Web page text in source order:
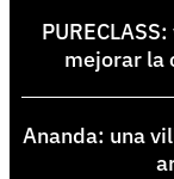
mejorar la
Ananda: una